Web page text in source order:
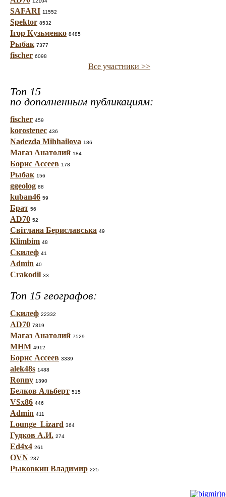
SAFARI 11552
Spektor 8532
Ігор Кузьменко 8485
Рыбак 7377
fischer 6098
Все участники >>
Топ 15
по дополненным публикациям:
fischer 459
korostenec 436
Nadezda Mihhailova 186
Магаз Анатолий 184
Борис Ассеев 178
Рыбак 156
ggeolog 88
kuban46 59
Брат 56
AD70 52
Світлана Бериславська 49
Klimbim 48
Скилеф 41
Admin 40
Crakodil 33
Топ 15 географов:
Скилеф 22332
AD70 7819
Магаз Анатолий 7529
МНМ 4912
Борис Ассеев 3339
alek48s 1488
Ronny 1390
Белков Альберт 515
VSx86 446
Admin 411
Lounge_Lizard 364
Гудков А.И. 274
Ed4x4 261
OVN 237
Рыковкин Владимир 225